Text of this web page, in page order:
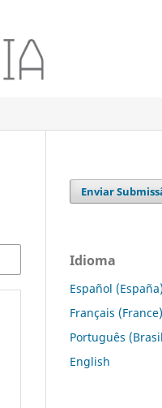
Enviar
Idioma
Español (España)
Français (France)
Português
English